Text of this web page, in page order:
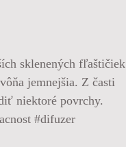
sklenených fľaštičiek
jemnejšia. Z časti
niektoré povrchy.
#difuzer